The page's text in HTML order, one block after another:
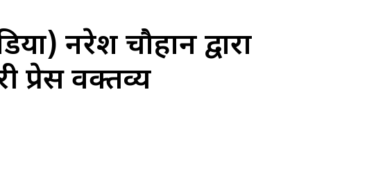
नरेश चौहान द्वारा
प्रेस वक्तव्य